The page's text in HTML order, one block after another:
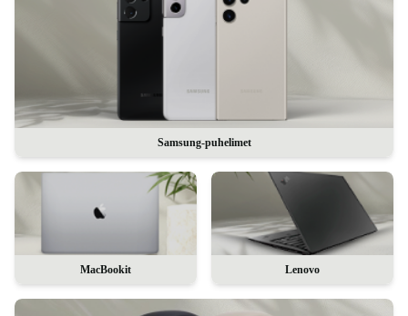
Samsung-puhelimet
MacBookit Lenovo